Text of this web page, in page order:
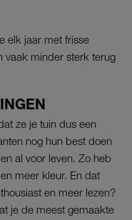
elk jaar met frisse
vaak minder sterk terug
ze je tuin dus een
nog hun best doen
al voor leven. Zo heb
meer kleur. En dat
en meer lezen?
je de meest gemaakte